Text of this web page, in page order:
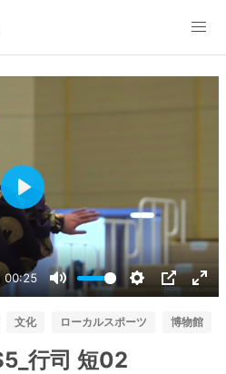
00:25
Mute Settings
PIP
Play
文化 ローカルスポーツ 博物館
行司 短02